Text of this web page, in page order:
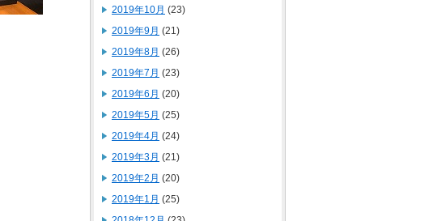
2019年10月 (23)
2019年9月 (21)
2019年8月 (26)
2019年7月 (23)
2019年6月 (20)
2019年5月 (25)
2019年4月 (24)
2019年3月 (21)
2019年2月 (20)
2019年1月 (25)